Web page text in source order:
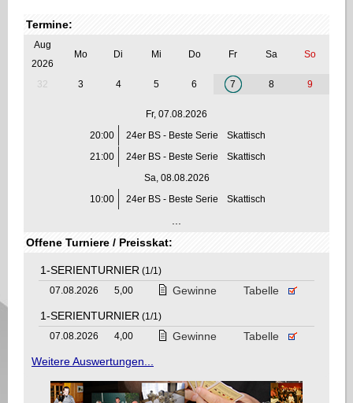
Termine:
Aug
2026
Mo Di Mi Do Fr Sa So
32 3 4 5 6 7 8 9
Fr, 07.08.2026
20:00
24er BS - Beste Serie
Skattisch
21:00
24er BS - Beste Serie
Skattisch
Sa, 08.08.2026
10:00
24er BS - Beste Serie Skattisch
Offene Turniere / Preisskat:
1-SERIENTURNIER (1/1)
07.08.2026
5,00 Gewinne
Tabelle
1-SERIENTURNIER (1/1)
07.08.2026
4,00 Gewinne
Tabelle
Weitere Auswertungen...